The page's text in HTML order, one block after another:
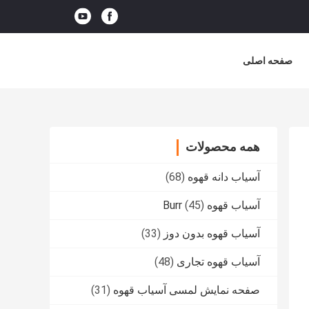
صفحه اصلی
همه محصولات
آسیاب دانه قهوه (68)
آسیاب قهوه Burr (45)
آسیاب قهوه بدون دوز (33)
آسیاب قهوه تجاری (48)
صفحه نمایش لمسی آسیاب قهوه (31)